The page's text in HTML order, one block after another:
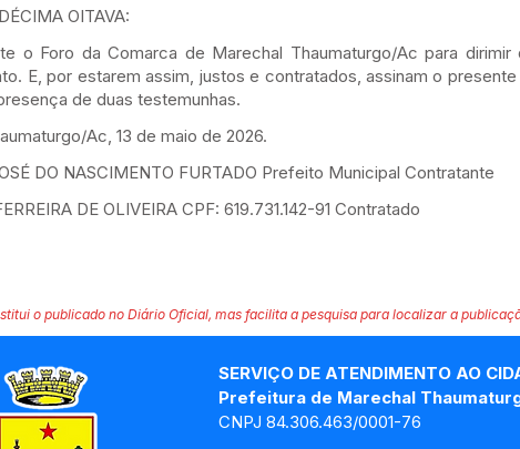
OITAVA:
o Foro da Comarca de Marechal Thaumaturgo/Ac para
E, por estarem assim, justos e contratados, assinam o
de duas testemunhas.
Ac, 13 de maio de 2026.
DO NASCIMENTO FURTADO Prefeito Municipal Contratante
DE OLIVEIRA CPF: 619.731.142-91 Contratado
o publicado no Diário Oficial, mas facilita a pesquisa para localizar a
SERVIÇO DE ATENDIMENTO AO
Prefeitura de Marechal
CNPJ 84.306.463/0001-76